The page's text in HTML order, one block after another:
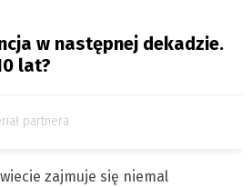
w następnej dekadzie.
lat?
partnera
zajmuje się niemal